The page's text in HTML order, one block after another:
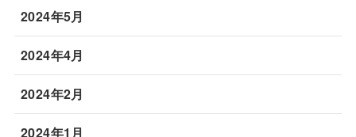
2024年5月
2024年4月
2024年2月
2024年1月